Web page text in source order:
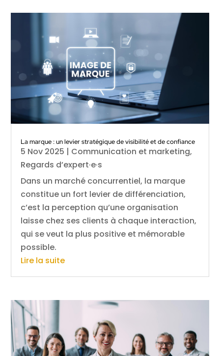
La marque : un levier stratégique de visibilité et de confiance
5 Nov 2025 | Communication et marketing,
Regards d’expert·e·s
Dans un marché concurrentiel, la marque
constitue un fort levier de différenciation,
c’est la perception qu’une organisation
laisse chez ses clients à chaque interaction,
qui se veut la plus positive et mémorable
possible.
Lire la suite